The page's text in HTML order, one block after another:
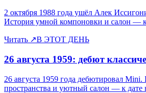
2 октября 1988 года ушёл Алек
История умной компоновки и салон —
Читать ↗В ЭТОТ ДЕНЬ
26 августа 1959: дебют
26 августа 1959 года дебютировал
пространства и уютный салон — к дате